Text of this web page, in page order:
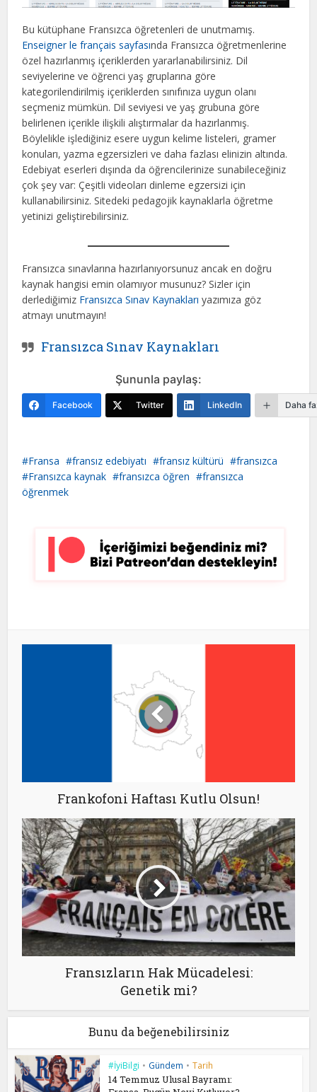
Bu kütüphane Fransızca öğretenleri de unutmamış.
Enseigner le français sayfasında Fransızca öğretmenlerine
özel hazırlanmış içeriklerden yararlanabilirsiniz. Dil
seviyelerine ve öğrenci yaş gruplarına göre
kategorilendirilmiş içeriklerden sınıfınıza uygun olanı
seçmeniz mümkün. Dil seviyesi ve yaş grubuna göre
belirlenen içerikle ilişkili alıştırmalar da hazırlanmış.
Böylelikle işlediğiniz esere uygun kelime listeleri, gramer
konuları, yazma egzersizleri ve daha fazlası elinizin altında.
Edebiyat eserleri dışında da öğrencilerinize sunabileceğiniz
çok şey var: Çeşitli videoları dinleme egzersizi için
kullanabilirsiniz. Sitedeki pedagojik kaynaklarla öğretme
yetinizi geliştirebilirsiniz.
Fransızca sınavlarına hazırlanıyorsunuz ancak en doğru
kaynak hangisi emin olamıyor musunuz? Sizler için
derlediğimiz Fransızca Sınav Kaynakları yazımıza göz
atmayı unutmayın!
Fransızca Sınav Kaynakları
Şununla paylaş:
Facebook Twitter LinkedIn Daha
Fransa fransız edebiyatı fransız kültürü
fransızca
Fransızca kaynak
fransızca öğren
fransızca
öğrenmek
Frankofoni Haftası Kutlu Olsun!
Fransızların Hak Mücadelesi:
Genetik mi?
Bunu da beğenebilirsiniz
#İyiBilgi • Gündem • Tarih
14 Temmuz Ulusal Bayramı: